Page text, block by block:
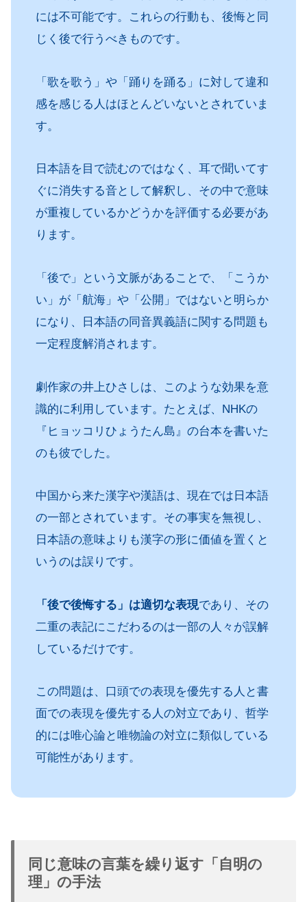
には不可能です。これらの行動も、後悔と同
じく後で行うべきものです。
「歌を歌う」や「踊りを踊る」に対して違和
感を感じる人はほとんどいないとされていま
す。
日本語を目で読むのではなく、耳で聞いてす
ぐに消失する音として解釈し、その中で意味
が重複しているかどうかを評価する必要があ
ります。
「後で」という文脈があることで、「こうか
い」が「航海」や「公開」ではないと明らか
になり、日本語の同音異義語に関する問題も
一定程度解消されます。
劇作家の井上ひさしは、このような効果を意
識的に利用しています。たとえば、NHKの
『ヒョッコリひょうたん島』の台本を書いた
のも彼でした。
中国から来た漢字や漢語は、現在では日本語
の一部とされています。その事実を無視し、
日本語の意味よりも漢字の形に価値を置くと
いうのは誤りです。
「後で後悔する」は適切な表現であり、その
二重の表記にこだわるのは一部の人々が誤解
しているだけです。
この問題は、口頭での表現を優先する人と書
面での表現を優先する人の対立であり、哲学
的には唯心論と唯物論の対立に類似している
可能性があります。
同じ意味の言葉を繰り返す「自明の
理」の手法